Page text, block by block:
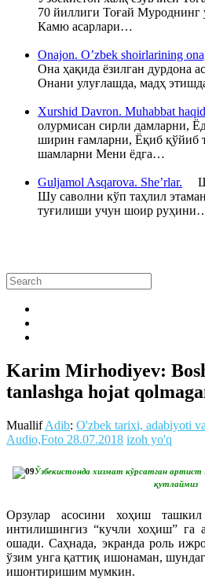
70 йиллиги Тоғай Муроднинг
Камю асарлари…
Onajon. O’zbek shoirlarining
Она ҳақида ёзилган дурдона
Онани улуғлашда, мадҳ
Xurshid Davron. Muhabbat
олурмисан сирли дамларни,
ширин ғамларни, Ёқиб қўйиб
шамларни Мени ёдга…
Guljamol Asqarova. She’rlar.
Шу саволни кўп таҳлил
туғилиши учун шоир
Karim Mirhodiyev:
tanlashga hojat
MuallifAdib: O'zbek tarixi, adabiyoti
Audio,Foto 28.07.2018 izoh yo'q
Ўзбекистонда хизмат кўрсатган
қутлаймиз
Орзулар асосини хоҳиш
интилишингиз “кучли хоҳиш” га
ошади. Саҳнада, экранда роль
ўзим унга қаттиқ ишонаман,
ишонтиришим мумкин.